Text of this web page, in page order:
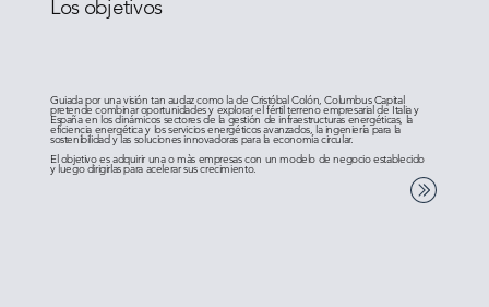
Los objetivos
Guiada por una visión tan audaz como la de Cristóbal Colón, Columbus Capital
pretende combinar oportunidades y explorar el fértil terreno empresarial de Italia y
España en los dinámicos sectores de la gestión de infraestructuras energéticas, la
eficiencia energética y los servicios energéticos avanzados, la ingeniería para la
sostenibilidad y las soluciones innovadoras para la economía circular.
El objetivo es adquirir una o màs empresas con un modelo de negocio establecido
y luego dirigirlas para acelerar sus crecimiento.